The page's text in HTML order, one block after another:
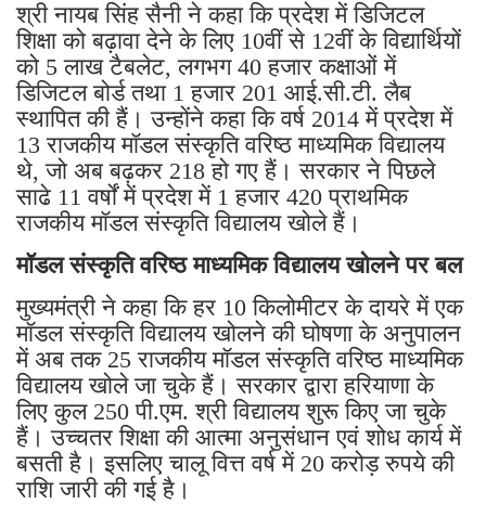
श्री नायब सिंह सैनी ने कहा कि प्रदेश में डिजिटल
शिक्षा को बढ़ावा देने के लिए 10वीं से 12वीं के विद्यार्थियों
को 5 लाख टैबलेट, लगभग 40 हजार कक्षाओं में
डिजिटल बोर्ड तथा 1 हजार 201 आई.सी.टी. लैब
स्थापित की हैं। उन्होंने कहा कि वर्ष 2014 में प्रदेश में
13 राजकीय मॉडल संस्कृति वरिष्ठ माध्यमिक विद्यालय
थे, जो अब बढ़कर 218 हो गए हैं। सरकार ने पिछले
साढे 11 वर्षों में प्रदेश में 1 हजार 420 प्राथमिक
राजकीय मॉडल संस्कृति विद्यालय खोले हैं।
मॉडल संस्कृति वरिष्ठ माध्यमिक विद्यालय खोलने पर बल
मुख्यमंत्री ने कहा कि हर 10 किलोमीटर के दायरे में एक
मॉडल संस्कृति विद्यालय खोलने की घोषणा के अनुपालन
में अब तक 25 राजकीय मॉडल संस्कृति वरिष्ठ माध्यमिक
विद्यालय खोले जा चुके हैं। सरकार द्वारा हरियाणा के
लिए कुल 250 पी.एम. श्री विद्यालय शुरू किए जा चुके
हैं। उच्चतर शिक्षा की आत्मा अनुसंधान एवं शोध कार्य में
बसती है। इसलिए चालू वित्त वर्ष में 20 करोड़ रुपये की
राशि जारी की गई है।